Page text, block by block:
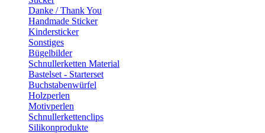
Danke / Thank You
Handmade Sticker
Kindersticker
Sonstiges
Bügelbilder
Schnullerketten Material
Bastelset - Starterset
Buchstabenwürfel
Holzperlen
Motivperlen
Schnullerkettenclips
Silikonprodukte